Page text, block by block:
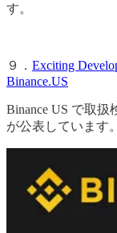
す。
９． Exciting
Binance.US
Binance US で取
が公表しています。